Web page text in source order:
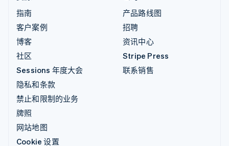
指南
客户案例
博客
社区
Sessions 年度大会
隐私和条款
禁止和限制的业务
牌照
网站地图
Cookie 设置
产品路线图
招聘
资讯中心
Stripe Press
联系销售